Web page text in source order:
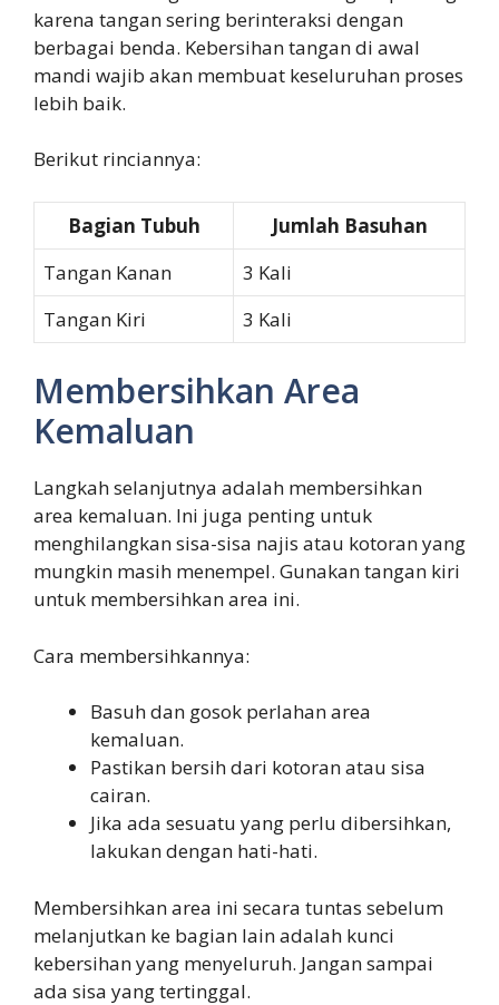
karena tangan sering berinteraksi dengan
berbagai benda. Kebersihan tangan di awal
mandi wajib akan membuat keseluruhan proses
lebih baik.
Berikut rinciannya:
Bagian Tubuh
Jumlah Basuhan
Tangan Kanan
3 Kali
Tangan Kiri
3 Kali
Membersihkan Area
Kemaluan
Langkah selanjutnya adalah membersihkan
area kemaluan. Ini juga penting untuk
menghilangkan sisa-sisa najis atau kotoran yang
mungkin masih menempel. Gunakan tangan kiri
untuk membersihkan area ini.
Cara membersihkannya:
Basuh dan gosok perlahan area
kemaluan.
Pastikan bersih dari kotoran atau sisa
cairan.
Jika ada sesuatu yang perlu dibersihkan,
lakukan dengan hati-hati.
Membersihkan area ini secara tuntas sebelum
melanjutkan ke bagian lain adalah kunci
kebersihan yang menyeluruh. Jangan sampai
ada sisa yang tertinggal.